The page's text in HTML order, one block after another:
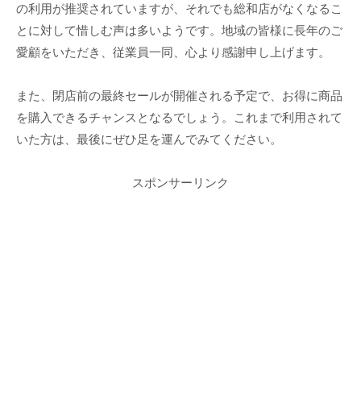
の利用が推奨されていますが、それでも総和店がなくなるこ
とに対して惜しむ声は多いようです。地域の皆様に長年のご
愛顧をいただき、従業員一同、心より感謝申し上げます。
また、閉店前の最終セールが開催される予定で、お得に商品
を購入できるチャンスとなるでしょう。これまで利用されて
いた方は、最後にぜひ足を運んでみてください。
スポンサーリンク